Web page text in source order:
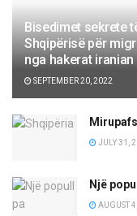
Bisedimet sekrete
Shqipërisë për
nga hakerat iranian
SEPTEMBER 20, 2022
JULY 31,
Një
AUGUST